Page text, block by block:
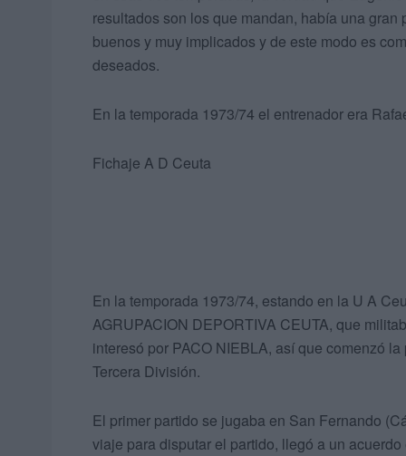
resultados son los que mandan, había una
buenos y muy implicados y de este modo es
deseados.
En la temporada 1973/74 el entrenador era
Fichaje A D Ceuta
En la temporada 1973/74, estando en la U A
AGRUPACION DEPORTIVA CEUTA, que
interesó por PACO NIEBLA, así que comenzó
Tercera División.
El primer partido se jugaba en San Fernando
viaje para disputar el partido, llegó a un